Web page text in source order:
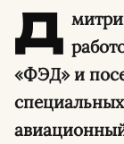
Д
«ФЭД» и